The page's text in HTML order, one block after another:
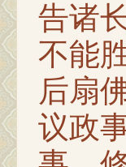
告诸
不能
后扇
议政